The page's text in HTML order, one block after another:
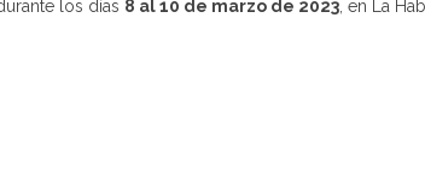
los días 8 al 10 de marzo de 2023 , en La